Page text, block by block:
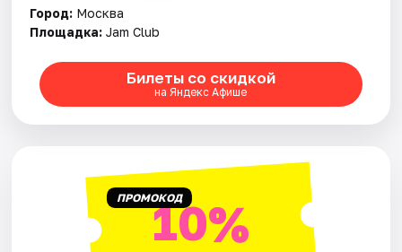
Рейтинги
Город: Москва
Площадка: Jam Club
Билеты со скидкой
на Яндекс Афише
ПРОМОКОД10%